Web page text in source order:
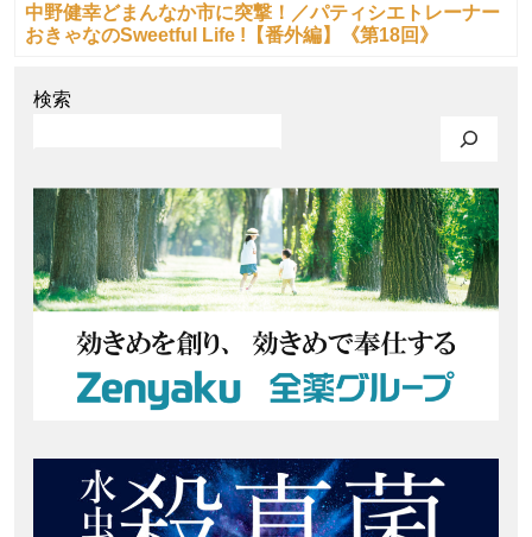
中野健幸どまんなか市に突撃！／パティシエトレーナー
おきゃなのSweetful Life !【番外編】《第18回》
検索